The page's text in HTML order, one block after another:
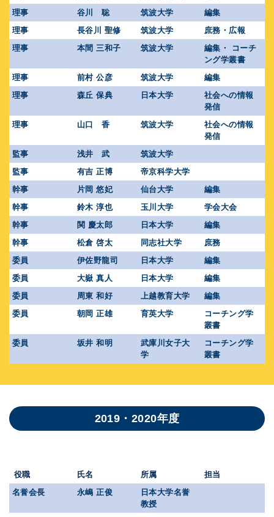
理事
谷川 聡 筑波大学
編集
理事
長谷川 聖修 筑波大学
庶務・広報
理事
本間 三和子 筑波大学
編集・ コーチ
ング学叢書
理事
前村 公彦 筑波大学
編集
理事
森丘 保典 日本大学
社会への情報
発信
理事
山口 香 筑波大学
社会への情報
発信
監事
浅井 武
筑波大学
監事
有吉 正博
帝京科学大学
幹事
片岡 悠妃 仙台大学
編集
幹事
鈴木 淳也 玉川大学
学会大会
幹事
関 慶太郎 日本大学
編集
幹事
松倉 啓太 同志社大学
庶務
委員
伊佐野龍司 日本大学
編集
委員
大嶽 真人 日本大学
編集
委員
周東 和好 上越教育大学
編集
委員
朝岡 正雄 育英大学
コーチング学
叢書
委員
坂井 和明
武庫川女子大
学
コーチング学
叢書
2019・2020年度
役職 氏名 所属
担当
名誉会長
永嶋 正俊
日本大学名誉
教授